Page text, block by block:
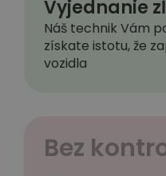
Vyjednanie
Náš technik Vám
získate istotu, že
vozidla
Bez